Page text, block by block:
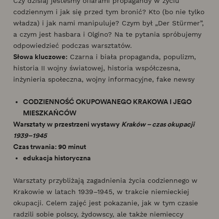
codziennym i jak się przed tym bronić? Kto (bo nie tylko
władza) i jak nami manipuluje? Czym był „Der Stürmer”,
a czym jest hasbara i Olgino? Na te pytania spróbujemy
odpowiedzieć podczas warsztatów.
Słowa kluczowe: Czarna i biała propaganda, populizm,
historia II wojny światowej, historia współczesna,
inżynieria społeczna, wojny informacyjne, fake newsy
CODZIENNOŚĆ OKUPOWANEGO KRAKOWA I JEGO
MIESZKAŃCÓW
Warsztaty w przestrzeni wystawy Kraków – czas okupacji
1939–1945
Czas trwania: 90 minut
edukacja historyczna
Warsztaty przybliżają zagadnienia życia codziennego w
Krakowie w latach 1939–1945, w trakcie niemieckiej
okupacji. Celem zajęć jest pokazanie, jak w tym czasie
radzili sobie polscy, żydowscy, ale także niemieccy